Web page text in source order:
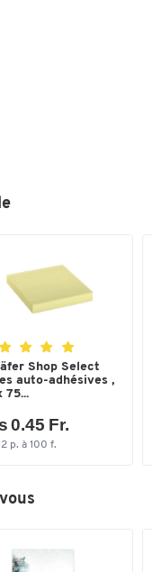
Shop Select
auto-adhésives ,
75...
0.45 Fr.
p. à 100 f.